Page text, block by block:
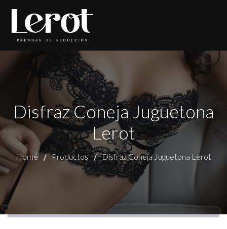
Disfraz Coneja Juguetona
Lerot
Home Productos Disfraz Coneja Juguetona Lerot